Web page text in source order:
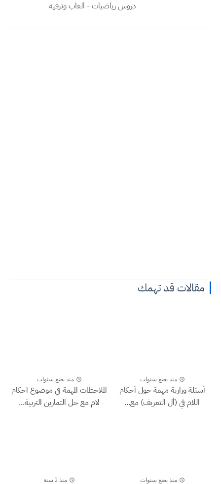
دروس رياضيات - العاب وترفيه
مقالات قد تهمك
منذ بضع سنوات
أسئلة وزارية مهمة حول أحكام
اللام في (أل التعريف) مع...
منذ بضع سنوات
الملاحظات المهمة في موضوع احكام
لام مع حل التمارين التربية...
منذ بضع سنوات منذ 2 سنة